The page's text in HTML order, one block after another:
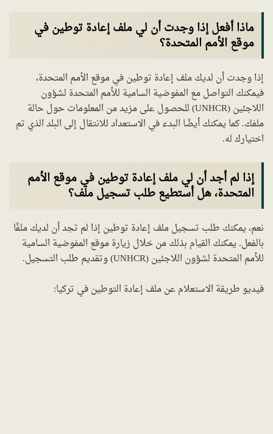
ماذا أفعل إذا وجدت أن لي ملف إعادة توطين في
موقع الأمم المتحدة؟
إذا وجدت أن لديك ملف إعادة توطين في موقع الأمم المتحدة،
فيمكنك التواصل مع المفوضية السامية للأمم المتحدة لشؤون
اللاجئين (UNHCR) للحصول على مزيد من المعلومات حول حالة
ملفك. كما يمكنك أيضًا البدء في الاستعداد للانتقال إلى البلد الذي تم
اختيارك له.
إذا لم أجد أن لي ملف إعادة توطين في موقع الأمم
المتحدة، هل أستطيع طلب تسجيل ملف؟
نعم، يمكنك طلب تسجيل ملف إعادة توطين إذا لم تجد أن لديك ملفًا
بالفعل. يمكنك القيام بذلك من خلال زيارة موقع المفوضية السامية
للأمم المتحدة لشؤون اللاجئين (UNHCR) وتقديم طلب التسجيل.
فيديو طريقة الاستعلام عن ملف إعادة التوطين في تركيا: